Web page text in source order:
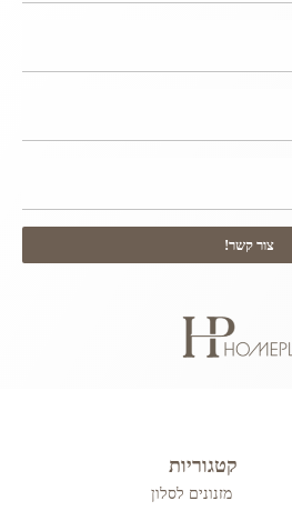
צור קשר!
קטגוריות
מזנונים לסלון